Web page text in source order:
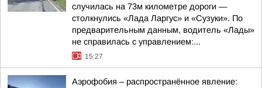
случилась на 73м километре дороги —
столкнулись «Лада Ларгус» и «Сузуки». По
предварительным данным, водитель «Лады»
не справилась с управлением:...
15:27
Аэрофобия – распространённое явление: